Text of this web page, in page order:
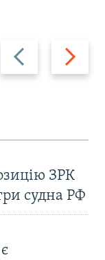
Назад Вперед
ЗРК
судна РФ